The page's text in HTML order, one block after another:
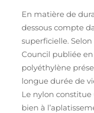
En matière de
dessous compte
superficielle.
Council publiée en
polyéthylène
longue durée de
Le nylon
bien à